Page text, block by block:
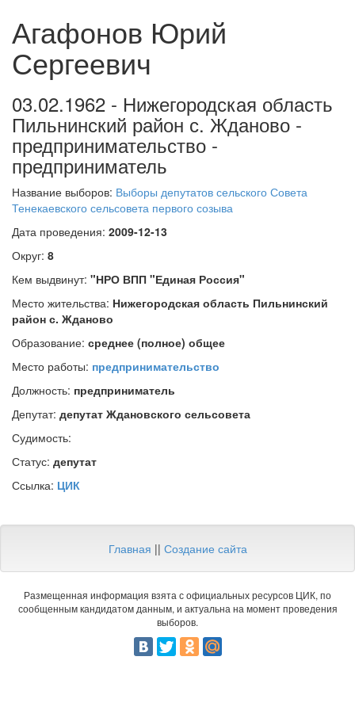
Агафонов Юрий
Сергеевич
03.02.1962 - Нижегородская область
Пильнинский район с. Жданово -
предпринимательство -
предприниматель
Название выборов: Выборы депутатов сельского Совета
Тенекаевского сельсовета первого созыва
Дата проведения: 2009-12-13
Округ: 8
Кем выдвинут: "НРО ВПП "Единая Россия"
Место жительства: Нижегородская область Пильнинский
район с. Жданово
Образование: среднее (полное) общее
Место работы: предпринимательство
Должность: предприниматель
Депутат: депутат Ждановского сельсовета
Судимость:
Статус: депутат
Ссылка: ЦИК
Главная || Создание сайта
Размещенная информация взята с официальных ресурсов ЦИК, по
сообщенным кандидатом данным, и актуальна на момент проведения
выборов.